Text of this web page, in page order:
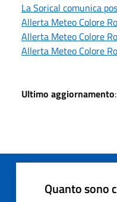
La Sorical comunica
Allerta Meteo Colore
Allerta Meteo Colore
Allerta Meteo Colore
Ultimo aggiornamento
Quanto sono